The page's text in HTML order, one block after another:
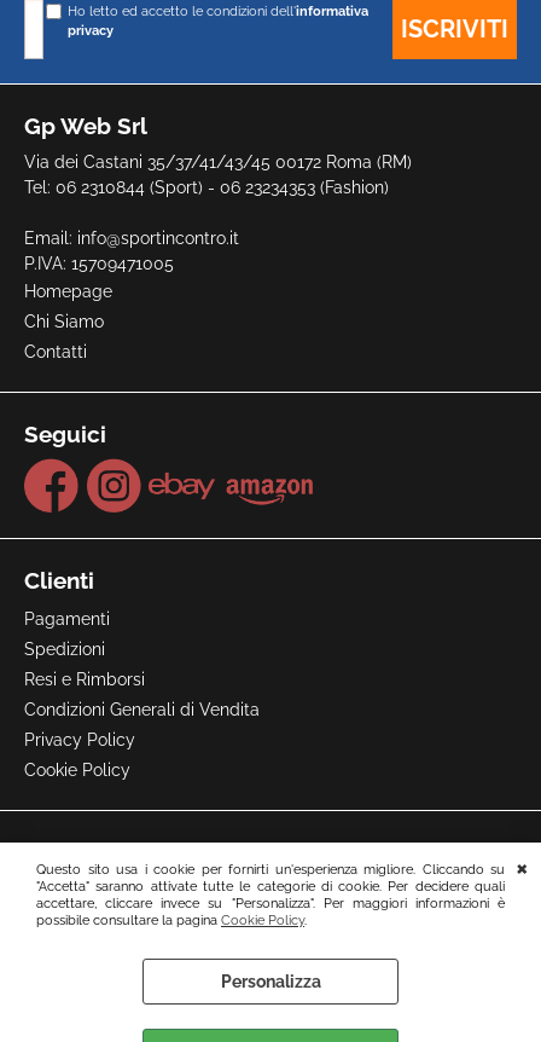
Questo sito usa i cookie per fornirti un'esperienza migliore. Cliccando su
"Accetta" saranno attivate tutte le categorie di cookie. Per decidere quali
accettare, cliccare invece su "Personalizza". Per maggiori informazioni è
possibile consultare la pagina Cookie Policy.
Personalizza
Gp Web Srl
Via dei Castani 35/37/41/43/45 00172 Roma (RM)
Tel: 06 2310844 (Sport) - 06 23234353 (Fashion)
Email: info@sportincontro.it
P.IVA: 15709471005
Homepage
Chi Siamo
Contatti
Seguici
Clienti
Pagamenti
Spedizioni
Resi e Rimborsi
Condizioni Generali di Vendita
Privacy Policy
Cookie Policy
Ho letto ed accetto le condizioni dell'informativa
privacy
Preferenze cookie